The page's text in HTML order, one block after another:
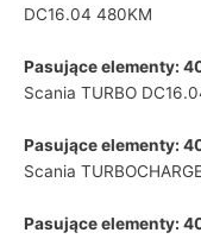
DC16.04 480KM
Pasujące elementy:
Scania TURBO
Pasujące elementy:
Scania
Pasujące elementy: